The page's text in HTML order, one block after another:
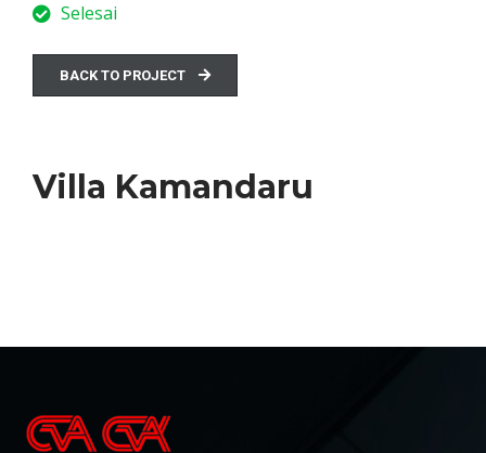
Selesai
BACK TO PROJECT
Villa Kamandaru